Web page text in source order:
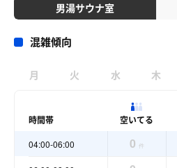
男湯サウナ室
混雑傾向
月 火 水 木
時間帯 空いてる
04:00-06:00 0 件